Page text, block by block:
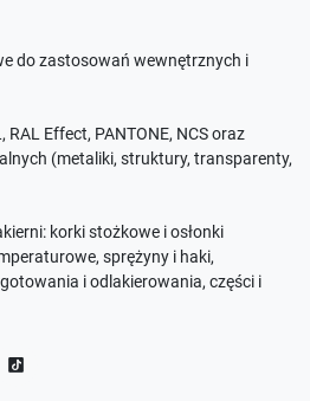
do zastosowań wewnętrznych i
Effect, PANTONE, NCS oraz
(metaliki, struktury, transparenty,
korki stożkowe i osłonki
sprężyny i haki,
i odlakierowania, części i